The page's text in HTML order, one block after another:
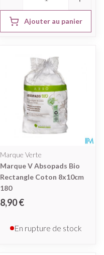
Ajouter au panier
Marque Verte
Marque V Absopads Bio
Rectangle Coton 8x10cm
180
8,90 €
En rupture de stock